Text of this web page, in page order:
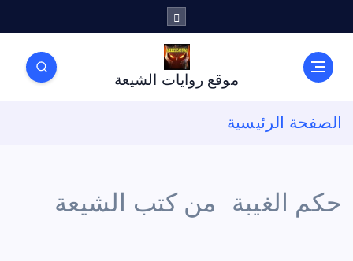
ل
موقع روايات الشيعة
الصفحة الرئيسية
حكم الغيبة من كتب الشيعة